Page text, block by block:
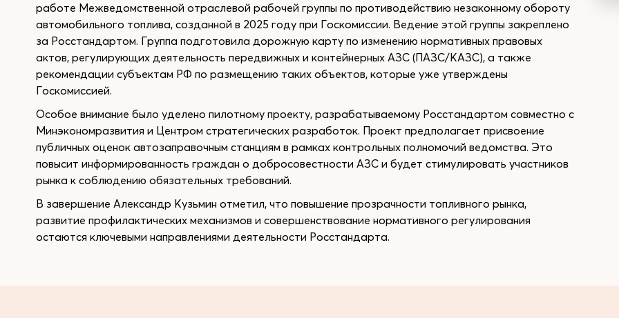
работе Межведомственной отраслевой рабочей группы по противодействию незаконному обороту
автомобильного топлива, созданной в 2025 году при Госкомиссии. Ведение этой группы закреплено
за Росстандартом. Группа подготовила дорожную карту по изменению нормативных правовых
актов, регулирующих деятельность передвижных и контейнерных АЗС (ПАЗС/КАЗС), а также
рекомендации субъектам РФ по размещению таких объектов, которые уже утверждены
Госкомиссией.
Особое внимание было уделено пилотному проекту, разрабатываемому Росстандартом совместно с
Минэкономразвития и Центром стратегических разработок. Проект предполагает присвоение
публичных оценок автозаправочным станциям в рамках контрольных полномочий ведомства. Это
повысит информированность граждан о добросовестности АЗС и будет стимулировать участников
рынка к соблюдению обязательных требований.
В завершение Александр Кузьмин отметил, что повышение прозрачности топливного рынка,
развитие профилактических механизмов и совершенствование нормативного регулирования
остаются ключевыми направлениями деятельности Росстандарта.